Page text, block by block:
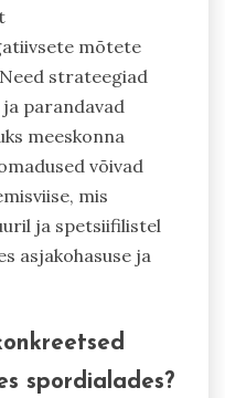
mõtete
strateegiad
parandavad
meeskonna
võivad
mis
ja spetsiifilistel
asjakohasuse ja
spordialades?